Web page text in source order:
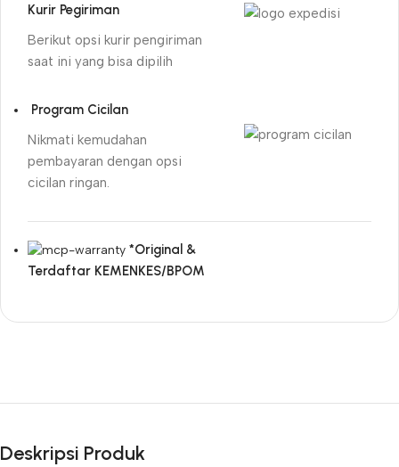
Kurir Pegiriman
Berikut opsi kurir pengiriman
saat ini yang bisa dipilih
Program Cicilan
Nikmati kemudahan
pembayaran dengan opsi
cicilan ringan.
*Original &
Terdaftar KEMENKES/BPOM
Deskripsi Produk